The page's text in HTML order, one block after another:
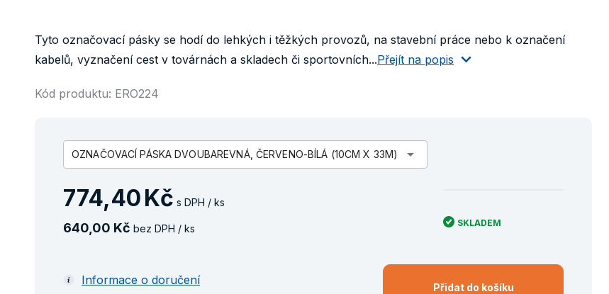
Tyto označovací pásky se hodí do lehkých i těžkých provozů, na stavební práce nebo k označení
kabelů, vyznačení cest v továrnách a skladech či sportovních...Přejít na popis
Kód produktu: ERO224
OZNAČOVACÍ PÁSKA DVOUBAREVNÁ, ČERVENO-BÍLÁ (10CM X 33M) arrow_drop_down
774,40Kč s DPH / ks
640 00 Kč bez DPH / ks SKLADEM
Informace o doručení Přidat do košíku